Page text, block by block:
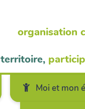
Moi et mon
organisation
territoire,